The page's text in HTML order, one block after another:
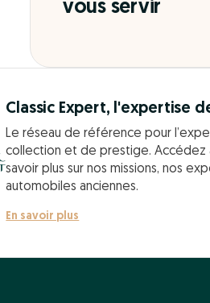
vous servir
Classic Expert, l'expertise
Le réseau de référence pour
collection et de prestige. Accédez
savoir plus sur nos missions, nos
automobiles anciennes.
En savoir plus